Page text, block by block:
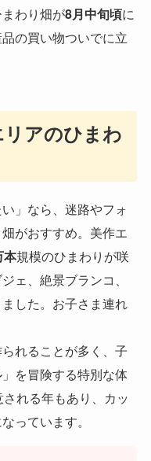
わり畑が8月中旬頃に
の買い物ついでに立
リアのひまわ
」なら、迷路やフォ
がおすすめ。美作エ
本規模のひまわりが咲
ェ、絶景ブランコ、
した。お子さま連れ
れることが多く、子
を冒険する特別な体
れる年もあり、カッ
っています。